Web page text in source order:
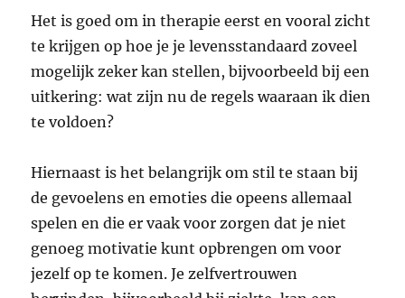
Het is goed om in therapie eerst en vooral zicht
te krijgen op hoe je je levensstandaard zoveel
mogelijk zeker kan stellen, bijvoorbeeld bij een
uitkering: wat zijn nu de regels waaraan ik dien
te voldoen?
Hiernaast is het belangrijk om stil te staan bij
de gevoelens en emoties die opeens allemaal
spelen en die er vaak voor zorgen dat je niet
genoeg motivatie kunt opbrengen om voor
jezelf op te komen. Je zelfvertrouwen